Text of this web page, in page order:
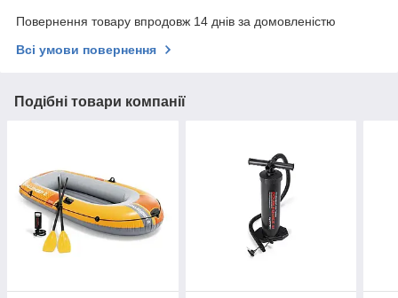
Повернення товару впродовж 14 днів за домовленістю
Всі умови повернення
Подібні товари компанії